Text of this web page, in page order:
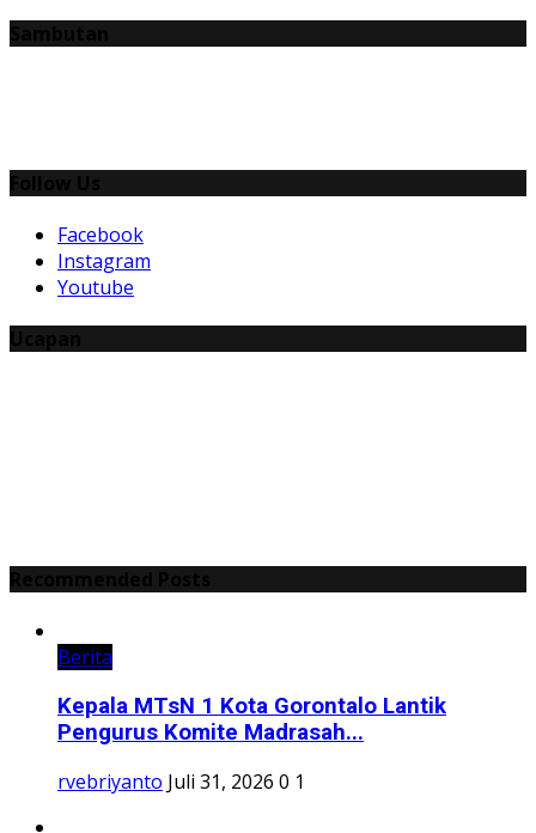
Facebook
Instagram
Youtube
Berita
Kepala MTsN 1 Kota Gorontalo Lantik
Pengurus Komite Madrasah...
rvebriyanto Juli 31, 2026 0 1